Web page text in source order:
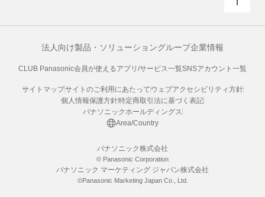
法人向け製品・ソリューショングループ企業情報
CLUB Panasonic会員が使えるアプリ/サービス一覧SNSアカウント一覧
サイトマップサイトのご利用にあたって ウェブアクセシビリティ方針
個人情報保護方針特定商取引法に基づく表記
パナソニックホールディングス
Area/Country
パナソニック株式会社
© Panasonic Corporation
パナソニック マーケティング ジャパン株式会社
©Panasonic Marketing Japan Co., Ltd.